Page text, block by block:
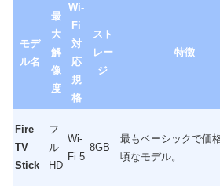
モデ
ル名
最
大
解
像
度
Wi-
Fi
対
応
規
格
スト
レー
ジ
特徴
Fire
TV
Stick
フ
ル
HD
Wi-
Fi 5
8GB
最もベーシックで価
頃なモデル。